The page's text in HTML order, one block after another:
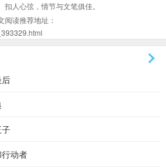
人心弦，情节与文笔俱佳。
阅读推荐地址：
动者